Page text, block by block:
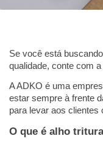
Se você está
qualidade, conte com
A ADKO é uma
estar sempre à frente
para levar aos clientes
O que é alho